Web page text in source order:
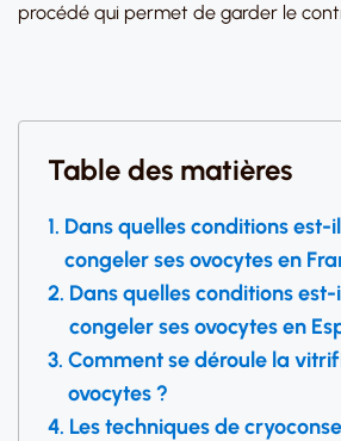
procédé qui permet de garder le
Table des matières
Dans quelles conditions est-
congeler ses ovocytes en
Dans quelles conditions
congeler ses ovocytes en
Comment se déroule la
ovocytes ?
Les techniques de